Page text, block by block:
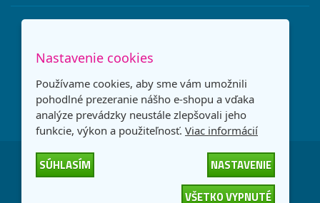
Slovensko
Nastavenie cookies
Používame cookies, aby sme vám umožnili
pohodlné prezeranie nášho e-shopu a vďaka
analýze prevádzky neustále zlepšovali jeho
funkcie, výkon a použiteľnosť. Viac informácií
SÚHLASÍM
NASTAVENIE
VŠETKO VYPNUTÉ